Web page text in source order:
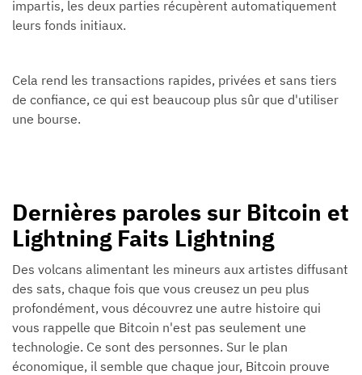
impartis, les deux parties récupèrent automatiquement
leurs fonds initiaux.
Cela rend les transactions rapides, privées et sans tiers
de confiance, ce qui est beaucoup plus sûr que d'utiliser
une bourse.
Dernières paroles sur Bitcoin et
Lightning Faits Lightning
Des volcans alimentant les mineurs aux artistes diffusant
des sats, chaque fois que vous creusez un peu plus
profondément, vous découvrez une autre histoire qui
vous rappelle que Bitcoin n'est pas seulement une
technologie. Ce sont des personnes. Sur le plan
économique, il semble que chaque jour, Bitcoin prouve